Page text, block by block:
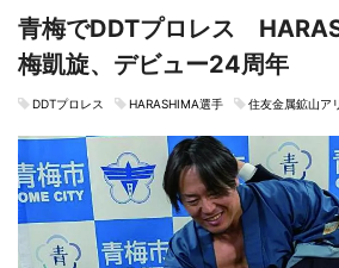
青梅でDDTプロレス
梅凱旋、デビュー24周年
DDTプロレス HARASHIMA選手 住友金属鉱山ア